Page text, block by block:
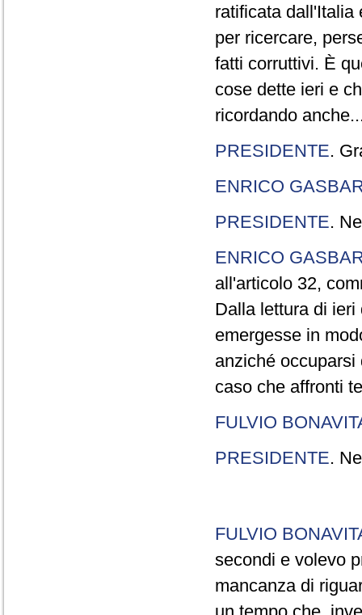
ratificata dall'Italia
per ricercare,
fatti corruttivi. È
cose dette ieri e
ricordando
PRESIDENTE.
ENRICO
PRESIDENTE.
ENRICO
all'articolo 32,
Dalla lettura di
emergesse in
anziché
caso che affronti
FULVIO
PRESIDENTE.
FULVIO
secondi e volevo
mancanza di